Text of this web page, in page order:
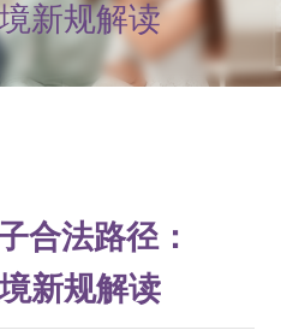
新规解读
合法路径：
新规解读